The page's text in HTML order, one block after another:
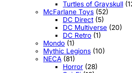
Turtles of Grayskull
McFarlane Toys (52)
DC Direct (5)
DC Multiverse (20)
DC Retro (1)
Mondo (1)
Mythic Legions (10)
NECA (81)
Horror (28)